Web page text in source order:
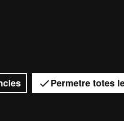
Permetre totes